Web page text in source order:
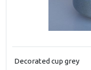
Decorated cup grey